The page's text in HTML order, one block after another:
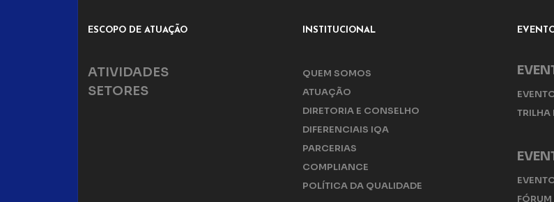
ESCOPO DE ATUAÇÃO
ATIVIDADES
SETORES
INSTITUCIONAL
QUEM SOMOS
ATUAÇÃO
DIRETORIA E CONSELHO
DIFERENCIAIS IQA
PARCERIAS
COMPLIANCE
POLÍTICA DA QUALIDADE
TRILHA